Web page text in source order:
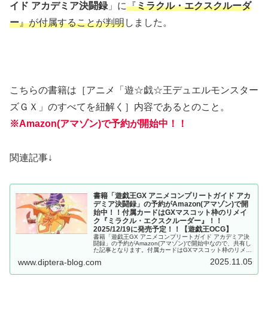
イド アカデミア決闘録 」に『ミラクル・エクスクルーダ
ー』が付属することが判明しました。
こちらの書籍は［アニメ「遊☆戯☆王デュエルモンスター
ズＧＸ」のすべてを紐解く］内容であるとのこと。
※Amazon(アマゾン)で予約が開始中！！
関連記事↓
書籍「遊戯王GX アニメコンプリートガイド アカ
デミア決闘録」の予約がAmazon(アマゾン)で開
始中！！付属カードはGXマスコット枠のリメイ
ク『ミラクル・エクスクルーダー』！！
2025/12/19に発売予定！！【遊戯王OCG】
書籍「遊戯王GX アニメコンプリートガイド アカデミア決
闘録」の予約がAmazon(アマゾン)で開始中なので、共有し
た記事となります。付属カードはGXマスコット枠のリメイ
予定！！【遊戯王OCG】
www.diptera-blog.com 2025.11.05